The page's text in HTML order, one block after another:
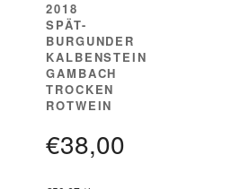
2018
SPÄT-
BURGUNDER
KALBENSTEIN
GAMBACH
TROCKEN
ROTWEIN
€38,00